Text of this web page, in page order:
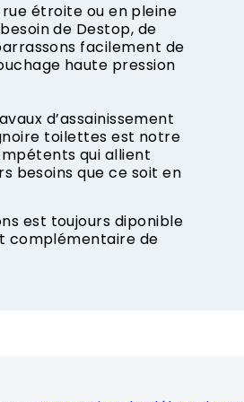
étroite ou en pleine
de Destop, de
facilement de
haute pression
d’assainissement
toilettes est notre
qui allient
besoins que ce soit en
est toujours diponible
complémentaire de